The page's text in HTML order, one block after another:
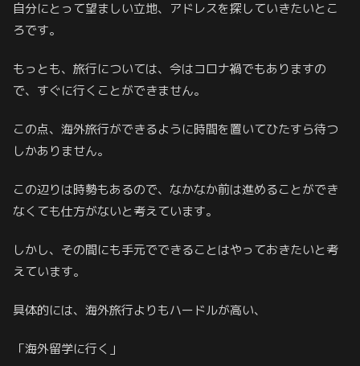
自分にとって望ましい立地、アドレスを探していきたいとこ
ろです。
もっとも、旅行については、今はコロナ禍でもありますの
で、すぐに行くことができません。
この点、海外旅行ができるように時間を置いてひたすら待つ
しかありません。
この辺りは時勢もあるので、なかなか前は進めることができ
なくても仕方がないと考えています。
しかし、その間にも手元でできることはやっておきたいと考
えています。
具体的には、海外旅行よりもハードルが高い、
「海外留学に行く」